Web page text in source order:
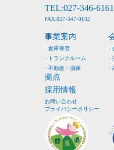
TEL:027-346-6161
FAX:027-347-0182
事業案内
倉庫保管
トランクルーム
不動産・損保
拠点
採用情報
お問い合わせ
プライバシーポリシー